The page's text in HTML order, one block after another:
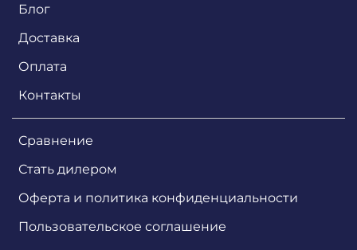
Блог
Доставка
Оплата
Контакты
Сравнение
Стать дилером
Оферта и политика конфиденциальности
Пользовательское соглашение